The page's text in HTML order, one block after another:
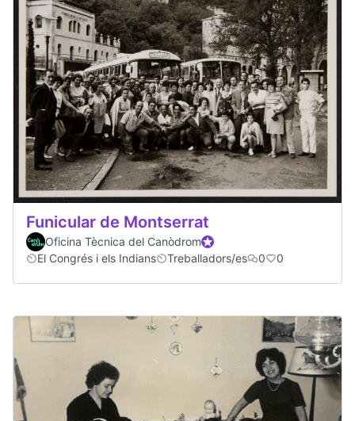
Funicular de Montserrat
Oficina Tècnica del CanòdromOfficial participant
El Congrés i els Indians
Treballadors/es 0 0